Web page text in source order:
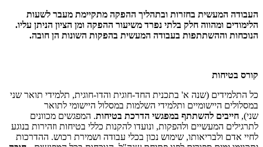
העבודה המעשית בחזרות ובתהליך ההפקה מתקיימת מעבר לשעות
הלימודים ומהווה חלק בלתי נפרד משיעור ההפקה ומן הציון הניתן עליו.
הנוכחות וההשתתפות בעבודה המעשית בהפקות השונות הן חובה.
קורס בטיחות
כל התלמידים (שנה א' בתכנית החד-חוגית והדו-חוגית, תלמידי תואר שני
במסלולים היישומיים ותלמידי השלמות במסלול היישומי לתואר
שני), חייבים להשתתף במפגשי הדרכת בטיחות. המפגשים מכוונים
לתרגילים המעשיים ולהפקות, ונועדו להקנות כללי בטיחות וזהירות בנוגע
לחיי אדם ולבריאותו, שימוש נכון בכלי עבודה ושמירת רכוש. ההדרכות